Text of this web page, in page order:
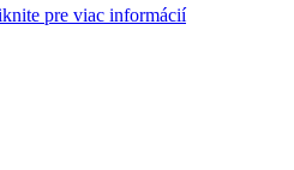
pre viac informácií